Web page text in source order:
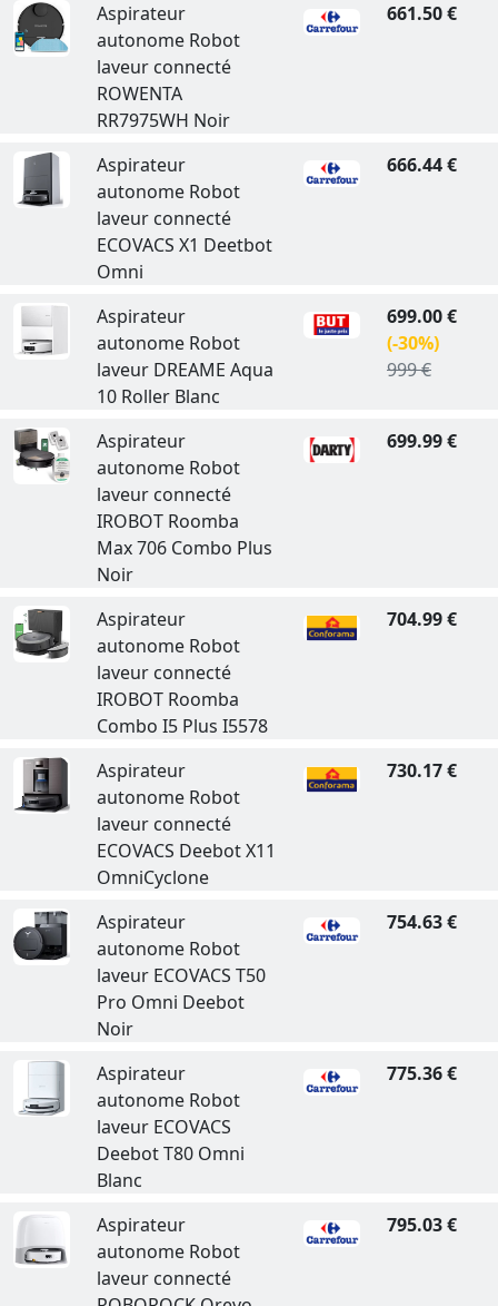
Aspirateur
autonome Robot
laveur connecté
ROWENTA
RR7975WH Noir
661.50 €
Aspirateur
autonome Robot
laveur connecté
ECOVACS X1 Deetbot
Omni
666.44 €
Aspirateur
autonome Robot
laveur DREAME Aqua
10 Roller Blanc
699.00 €
(-30%)
999 €
Aspirateur
autonome Robot
laveur connecté
IROBOT Roomba
Max 706 Combo Plus
Noir
699.99 €
Aspirateur
autonome Robot
laveur connecté
IROBOT Roomba
Combo I5 Plus I5578
704.99 €
Aspirateur
autonome Robot
laveur connecté
ECOVACS Deebot X11
OmniCyclone
730.17 €
Aspirateur
autonome Robot
laveur ECOVACS T50
Pro Omni Deebot
Noir
754.63 €
Aspirateur
autonome Robot
laveur ECOVACS
Deebot T80 Omni
Blanc
775.36 €
Aspirateur
autonome Robot
laveur connecté
795.03 €